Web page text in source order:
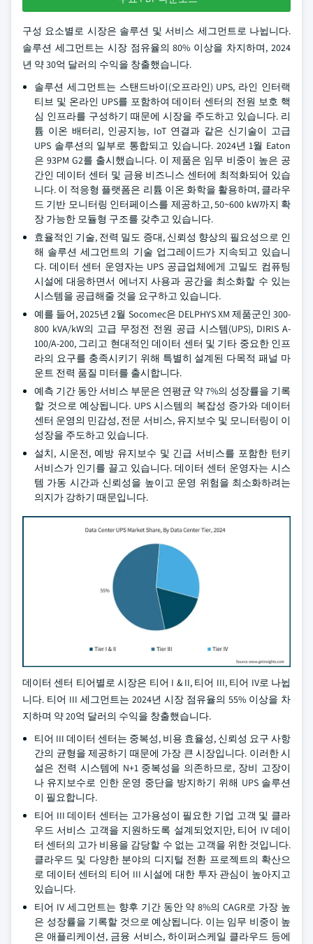
구성 요소별로 시장은 솔루션 및 서비스 세그먼트로 나뉩니다.
솔루션 세그먼트는 시장 점유율의 80% 이상을 차지하며, 2024
년 약 30억 달러의 수익을 창출했습니다.
솔루션 세그먼트는 스탠드바이(오프라인) UPS, 라인 인터랙
티브 및 온라인 UPS를 포함하여 데이터 센터의 전원 보호 핵
심 인프라를 구성하기 때문에 시장을 주도하고 있습니다. 리
튬 이온 배터리, 인공지능, IoT 연결과 같은 신기술이 고급
UPS 솔루션의 일부로 통합되고 있습니다. 2024년 1월 Eaton
은 93PM G2를 출시했습니다. 이 제품은 임무 비중이 높은 공
간인 데이터 센터 및 금융 비즈니스 센터에 최적화되어 있습
니다. 이 적응형 플랫폼은 리튬 이온 화학을 활용하며, 클라우
드 기반 모니터링 인터페이스를 제공하고, 50~600 kW까지 확
장 가능한 모듈형 구조를 갖추고 있습니다.
효율적인 기술, 전력 밀도 증대, 신뢰성 향상의 필요성으로 인
해 솔루션 세그먼트의 기술 업그레이드가 지속되고 있습니
다. 데이터 센터 운영자는 UPS 공급업체에게 고밀도 컴퓨팅
시설에 대응하면서 에너지 사용과 공간을 최소화할 수 있는
시스템을 공급해줄 것을 요구하고 있습니다.
예를 들어, 2025년 2월 Socomec은 DELPHYS XM 제품군인 300-
800 kVA/kW의 고급 무정전 전원 공급 시스템(UPS), DIRIS A-
100/A-200, 그리고 현대적인 데이터 센터 및 기타 중요한 인프
라의 요구를 충족시키기 위해 특별히 설계된 다목적 패널 마
운트 전력 품질 미터를 출시합니다.
예측 기간 동안 서비스 부문은 연평균 약 7%의 성장률을 기록
할 것으로 예상됩니다. UPS 시스템의 복잡성 증가와 데이터
센터 운영의 민감성, 전문 서비스, 유지보수 및 모니터링이 이
성장을 주도하고 있습니다.
설치, 시운전, 예방 유지보수 및 긴급 서비스를 포함한 턴키
서비스가 인기를 끌고 있습니다. 데이터 센터 운영자는 시스
템 가동 시간과 신뢰성을 높이고 운영 위험을 최소화하려는
의지가 강하기 때문입니다.
데이터 센터 티어별로 시장은 티어 I & II, 티어 III, 티어 IV로 나뉩
니다. 티어 III 세그먼트는 2024년 시장 점유율의 55% 이상을 차
지하며 약 20억 달러의 수익을 창출했습니다.
티어 III 데이터 센터는 중복성, 비용 효율성, 신뢰성 요구 사항
간의 균형을 제공하기 때문에 가장 큰 시장입니다. 이러한 시
설은 전력 시스템에 N+1 중복성을 의존하므로, 장비 고장이
나 유지보수로 인한 운영 중단을 방지하기 위해 UPS 솔루션
이 필요합니다.
티어 III 데이터 센터는 고가용성이 필요한 기업 고객 및 클라
우드 서비스 고객을 지원하도록 설계되었지만, 티어 IV 데이
터 센터의 고가 비용을 감당할 수 없는 고객을 위한 것입니다.
클라우드 및 다양한 분야의 디지털 전환 프로젝트의 확산으
로 데이터 센터의 티어 III 시설에 대한 투자 관심이 높아지고
있습니다.
티어 IV 세그먼트는 향후 기간 동안 약 8%의 CAGR로 가장 높
은 성장률을 기록할 것으로 예상됩니다. 이는 임무 비중이 높
은 애플리케이션, 금융 서비스, 하이퍼스케일 클라우드 등에